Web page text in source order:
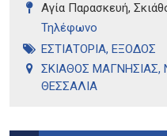
Αγία Παρασκευή,
Τηλέφωνo
ΕΣΤΙΑΤΟΡΙΑ, ΕΞΟΔΟΣ
ΣΚΙΑΘΟΣ ΜΑΓΝΗΣΙΑΣ,
ΘΕΣΣΑΛΙΑ